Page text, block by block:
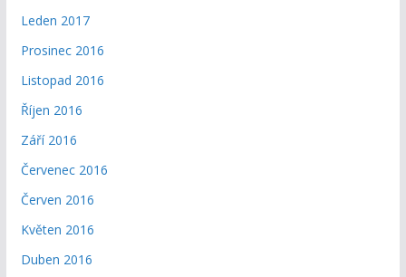
Leden 2017
Prosinec 2016
Listopad 2016
Říjen 2016
Září 2016
Červenec 2016
Červen 2016
Květen 2016
Duben 2016